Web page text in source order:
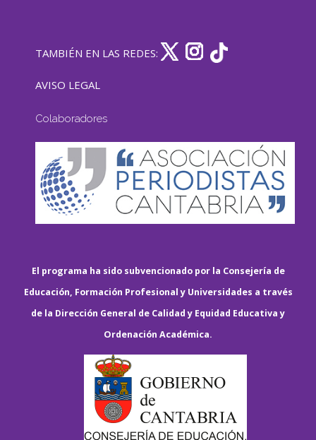
TAMBIÉN EN LAS REDES:
AVISO LEGAL
Colaboradores
El programa ha sido subvencionado por la Consejería de
Educación, Formación Profesional y Universidades a través
de la Dirección General de Calidad y Equidad Educativa y
Ordenación Académica.